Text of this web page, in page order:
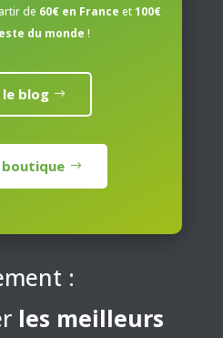
de 60€ en France et100€
du monde !
blog
boutique
:
les meilleurs